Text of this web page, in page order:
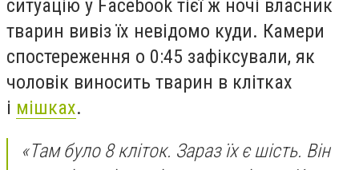
ситуацію у Facebook тієї ж ночі власник
тварин вивіз їх невідомо куди. Камери
спостереження о 0:45 зафіксували, як
чоловік виносить тварин в клітках
і мішках.
«Там було 8 кліток. Зараз їх є шість. Він